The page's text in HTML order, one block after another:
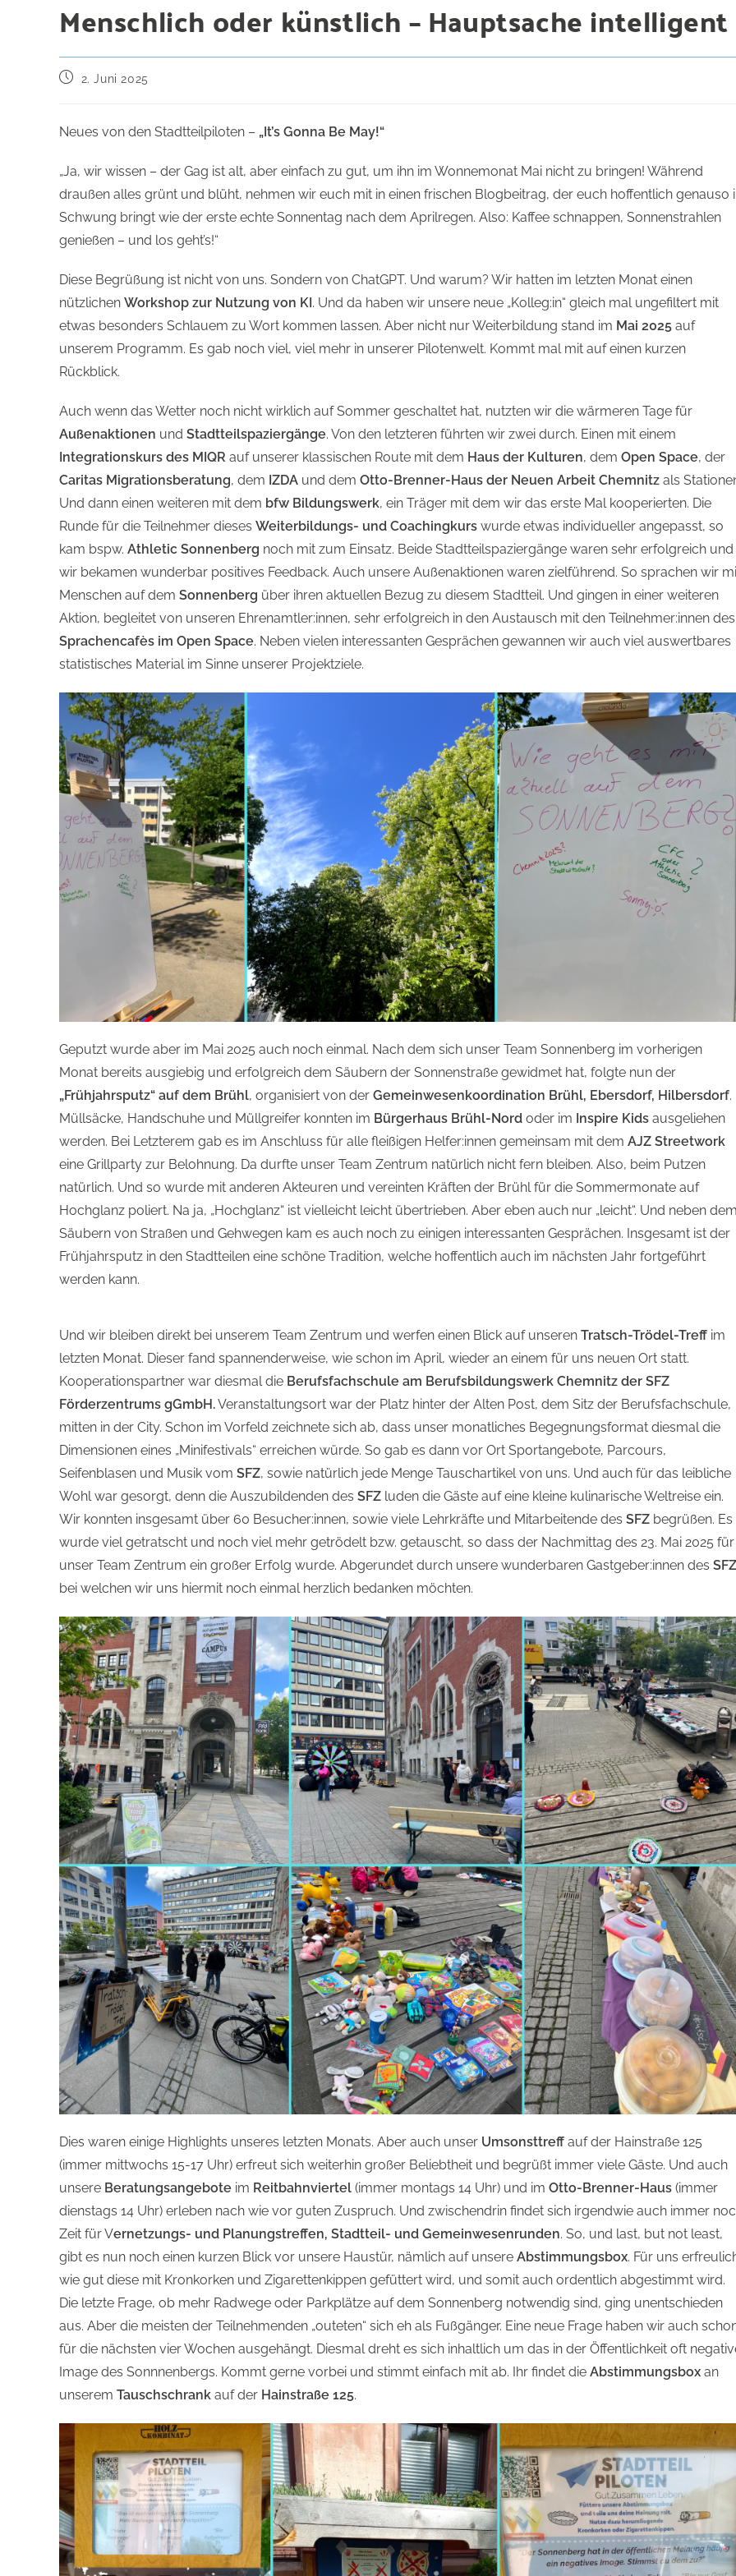
Menschlich oder künstlich – Hauptsache intelligent
2. Juni 2025
Neues von den Stadtteilpiloten – „It’s Gonna Be May!“
„Ja, wir wissen – der Gag ist alt, aber einfach zu gut, um ihn im Wonnemonat Mai nicht zu bringen! Während
draußen alles grünt und blüht, nehmen wir euch mit in einen frischen Blogbeitrag, der euch hoffentlich genauso
Schwung bringt wie der erste echte Sonnentag nach dem Aprilregen. Also: Kaffee schnappen, Sonnenstrahlen
genießen – und los geht’s!“
Diese Begrüßung ist nicht von uns. Sondern von ChatGPT. Und warum? Wir hatten im letzten Monat einen
nützlichen Workshop zur Nutzung von KI. Und da haben wir unsere neue „Kolleg:in“ gleich mal ungefiltert mit
etwas besonders Schlauem zu Wort kommen lassen. Aber nicht nur Weiterbildung stand im Mai 2025 auf
unserem Programm. Es gab noch viel, viel mehr in unserer Pilotenwelt. Kommt mal mit auf einen kurzen
Rückblick.
Auch wenn das Wetter noch nicht wirklich auf Sommer geschaltet hat, nutzten wir die wärmeren Tage für
Außenaktionen und Stadtteilspaziergänge. Von den letzteren führten wir zwei durch. Einen mit einem
Integrationskurs des MIQR auf unserer klassischen Route mit dem Haus der Kulturen, dem Open Space, der
Caritas Migrationsberatung, dem IZDA und dem Otto-Brenner-Haus der Neuen Arbeit Chemnitz als
Und dann einen weiteren mit dem bfw Bildungswerk, ein Träger mit dem wir das erste Mal kooperierten. Die
Runde für die Teilnehmer dieses Weiterbildungs- und Coachingkurs wurde etwas individueller angepasst, so
kam bspw. Athletic Sonnenberg noch mit zum Einsatz. Beide Stadtteilspaziergänge waren sehr erfolgreich und
wir bekamen wunderbar positives Feedback. Auch unsere Außenaktionen waren zielführend. So sprachen wir
Menschen auf dem Sonnenberg über ihren aktuellen Bezug zu diesem Stadtteil. Und gingen in einer weiteren
Aktion, begleitet von unseren Ehrenamtler:innen, sehr erfolgreich in den Austausch mit den Teilnehmer:innen des
Sprachencafès im Open Space. Neben vielen interessanten Gesprächen gewannen wir auch viel auswertbares
statistisches Material im Sinne unserer Projektziele.
Geputzt wurde aber im Mai 2025 auch noch einmal. Nach dem sich unser Team Sonnenberg im vorherigen
Monat bereits ausgiebig und erfolgreich dem Säubern der Sonnenstraße gewidmet hat, folgte nun der
„Frühjahrsputz“ auf dem Brühl, organisiert von der Gemeinwesenkoordination Brühl, Ebersdorf, Hilbersdorf.
Müllsäcke, Handschuhe und Müllgreifer konnten im Bürgerhaus Brühl-Nord oder im Inspire Kids ausgeliehen
werden. Bei Letzterem gab es im Anschluss für alle fleißigen Helfer:innen gemeinsam mit dem AJZ Streetwork
eine Grillparty zur Belohnung. Da durfte unser Team Zentrum natürlich nicht fern bleiben. Also, beim Putzen
natürlich. Und so wurde mit anderen Akteuren und vereinten Kräften der Brühl für die Sommermonate auf
Hochglanz poliert. Na ja, „Hochglanz“ ist vielleicht leicht übertrieben. Aber eben auch nur „leicht“. Und neben
Säubern von Straßen und Gehwegen kam es auch noch zu einigen interessanten Gesprächen. Insgesamt ist der
Frühjahrsputz in den Stadtteilen eine schöne Tradition, welche hoffentlich auch im nächsten Jahr fortgeführt
werden kann.
Und wir bleiben direkt bei unserem Team Zentrum und werfen einen Blick auf unseren Tratsch-Trödel-Treff im
letzten Monat. Dieser fand spannenderweise, wie schon im April, wieder an einem für uns neuen Ort statt.
Kooperationspartner war diesmal die Berufsfachschule am Berufsbildungswerk Chemnitz der SFZ
Förderzentrums gGmbH.Veranstaltungsort war der Platz hinter der Alten Post, dem Sitz der Berufsfachschule,
mitten in der City. Schon im Vorfeld zeichnete sich ab, dass unser monatliches Begegnungsformat diesmal die
Dimensionen eines „Minifestivals“ erreichen würde. So gab es dann vor Ort Sportangebote, Parcours,
Seifenblasen und Musik vom SFZ, sowie natürlich jede Menge Tauschartikel von uns. Und auch für das leibliche
Wohl war gesorgt, denn die Auszubildenden des SFZ luden die Gäste auf eine kleine kulinarische Weltreise ein.
Wir konnten insgesamt über 60 Besucher:innen, sowie viele Lehrkräfte und Mitarbeitende des SFZ begrüßen. Es
wurde viel getratscht und noch viel mehr getrödelt bzw. getauscht, so dass der Nachmittag des 23. Mai 2025 für
unser Team Zentrum ein großer Erfolg wurde. Abgerundet durch unsere wunderbaren Gastgeber:innen des SFZ
bei welchen wir uns hiermit noch einmal herzlich bedanken möchten.
Dies waren einige Highlights unseres letzten Monats. Aber auch unser Umsonsttreff auf der Hainstraße 125
(immer mittwochs 15-17 Uhr) erfreut sich weiterhin großer Beliebtheit und begrüßt immer viele Gäste. Und auch
unsere Beratungsangebote im Reitbahnviertel (immer montags 14 Uhr) und im Otto-Brenner-Haus (immer
dienstags 14 Uhr) erleben nach wie vor guten Zuspruch. Und zwischendrin findet sich irgendwie auch immer
Zeit für Vernetzungs- und Planungstreffen, Stadtteil- und Gemeinwesenrunden. So, und last, but not least,
gibt es nun noch einen kurzen Blick vor unsere Haustür, nämlich auf unsere Abstimmungsbox. Für uns
wie gut diese mit Kronkorken und Zigarettenkippen gefüttert wird, und somit auch ordentlich abgestimmt wird.
Die letzte Frage, ob mehr Radwege oder Parkplätze auf dem Sonnenberg notwendig sind, ging unentschieden
aus. Aber die meisten der Teilnehmenden „outeten“ sich eh als Fußgänger. Eine neue Frage haben wir auch
für die nächsten vier Wochen ausgehängt. Diesmal dreht es sich inhaltlich um das in der Öffentlichkeit oft
Image des Sonnnenbergs. Kommt gerne vorbei und stimmt einfach mit ab. Ihr findet die Abstimmungsbox an
unserem Tauschschrank auf der Hainstraße 125.